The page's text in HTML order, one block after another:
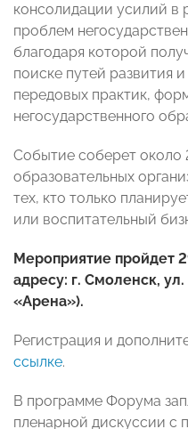
консолидации усилий в
проблем
благодаря которой
поиске путей развития
передовых практик,
негосударственного
Событие соберет около
образовательных
тех, кто только
или воспитательный
Мероприятие пройдет
адресу: г. Смоленск,
«Арена»).
Регистрация и
ссылке.
В программе Форума
пленарной дискуссии с